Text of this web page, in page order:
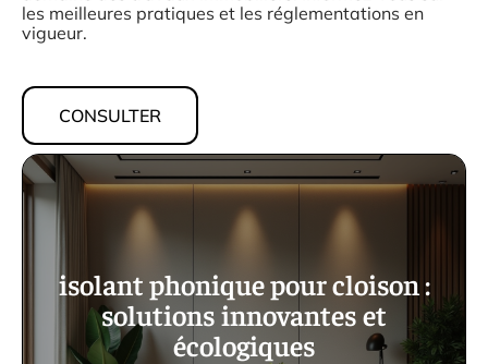
les meilleures pratiques et les réglementations en
vigueur.
CONSULTER
isolant phonique pour cloison :
solutions innovantes et
écologiques